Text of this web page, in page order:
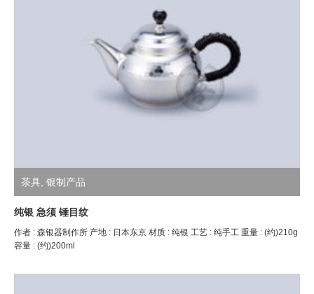
茶具 银制产品
纯银 急须 锤目纹
作者 : 森银器制作所 产地 : 日本东京 材质 : 纯银 工艺 : 纯手工 重量 : (约)210g
容量 : (约)200ml